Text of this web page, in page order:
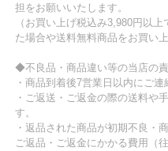
担をお願いいたします。
（お買い上げ税込み3,980円以
た場合や送料無料商品をお買い
◆不良品・商品違い等の当店の
・商品到着後7営業日以内にご連
・ご返送・ご返金の際の送料や
す。
・返品された商品が初期不良・
ご返品・ご返金にかかる費用（